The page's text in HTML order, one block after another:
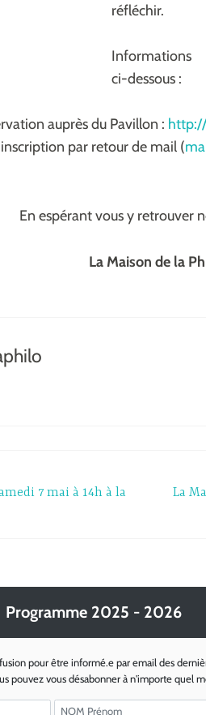
réfléchir.
Informations
ci-dessous :
auprès du Pavillon :
par retour de mail (
En espérant vous y retrouver
La Maison de la
7 mai à 14h à la
La
Programme 2025 - 2026
pour être informé.e par email des
pouvez vous désabonner à n'importe quel